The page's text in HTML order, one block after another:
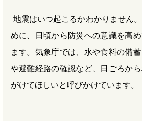
地震はいつ起こるかわかりません
めに、日頃から防災への意識を高
ます。気象庁では、水や食料の備
や避難経路の確認など、日ごろか
がけてほしいと呼びかけています。